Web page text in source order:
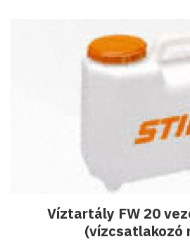
Víztartály FW 20
(vízcsatlakozó